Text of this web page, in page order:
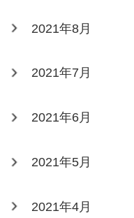
2021年8月
2021年7月
2021年6月
2021年5月
2021年4月